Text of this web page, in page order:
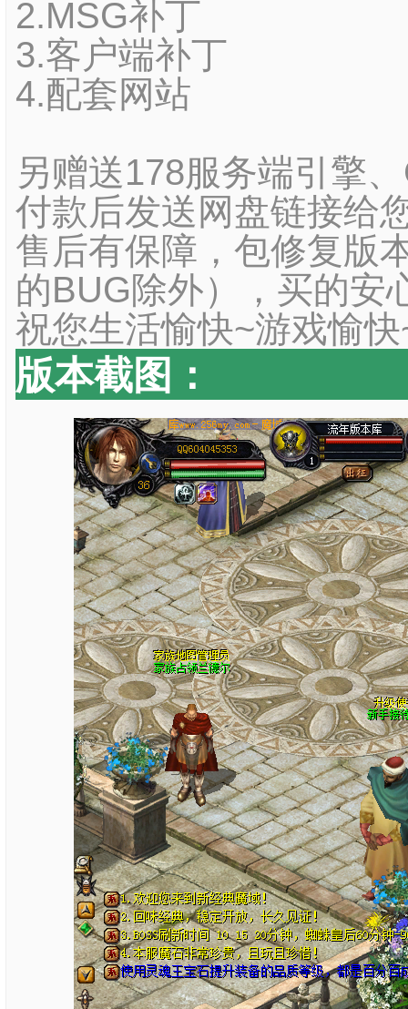
2.MSG补丁
3.客户端补丁
4.配套网站
另赠送178服务端引擎
付款后发送网盘链接给
售后有保障，包修复版
的BUG除外），买的安
祝您生活愉快~游戏愉
版本截图：